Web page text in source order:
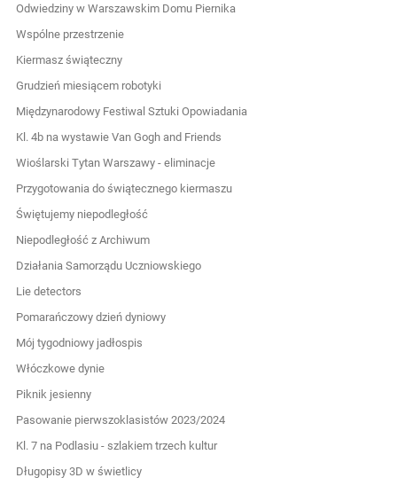
Odwiedziny w Warszawskim Domu Piernika
Wspólne przestrzenie
Kiermasz świąteczny
Grudzień miesiącem robotyki
Międzynarodowy Festiwal Sztuki Opowiadania
Kl. 4b na wystawie Van Gogh and Friends
Wioślarski Tytan Warszawy - eliminacje
Przygotowania do świątecznego kiermaszu
Świętujemy niepodległość
Niepodległość z Archiwum
Działania Samorządu Uczniowskiego
Lie detectors
Pomarańczowy dzień dyniowy
Mój tygodniowy jadłospis
Włóczkowe dynie
Piknik jesienny
Pasowanie pierwszoklasistów 2023/2024
Kl. 7 na Podlasiu - szlakiem trzech kultur
Długopisy 3D w świetlicy